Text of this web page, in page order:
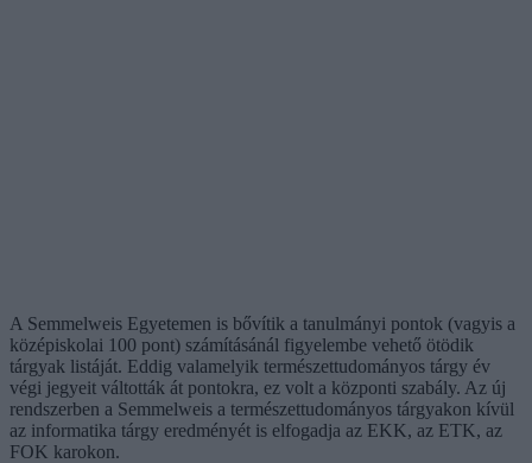
A Semmelweis Egyetemen is bővítik a tanulmányi pontok (vagyis a
középiskolai 100 pont) számításánál figyelembe vehető ötödik
tárgyak listáját. Eddig valamelyik természettudományos tárgy év
végi jegyeit váltották át pontokra, ez volt a központi szabály. Az új
rendszerben a Semmelweis a természettudományos tárgyakon kívül
az informatika tárgy eredményét is elfogadja az EKK, az ETK, az
FOK karokon.